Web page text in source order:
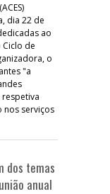
dia 22 de
ao
de
o
"a
nos serviços
dos temas
anual